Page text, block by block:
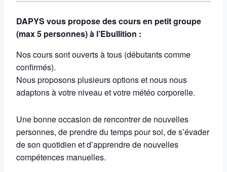
DAPYS vous propose des cours en petit groupe
(max 5 personnes) à l’Ebullition :
Nos cours sont ouverts à tous (débutants comme
confirmés).
Nous proposons plusieurs options et nous nous
adaptons à votre niveau et votre météo corporelle.
Une bonne occasion de rencontrer de nouvelles
personnes, de prendre du temps pour soi, de s’évader
de son quotidien et d’apprendre de nouvelles
compétences manuelles.